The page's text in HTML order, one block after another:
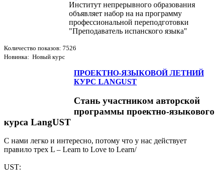
Институт непрерывного образования
объявляет набор на на программу
профессиональной переподготовки
"Преподаватель испанского языка"
Количество показов: 7526
Новинка: Новый курс
ПРОЕКТНО-ЯЗЫКОВОЙ ЛЕТНИЙ
КУРС LANGUST
Стань участником авторской
программы проектно-языкового
курса LangUST
С нами легко и интересно, потому что у нас действует
правило трех L – Learn to Love to Learn/
USТ: